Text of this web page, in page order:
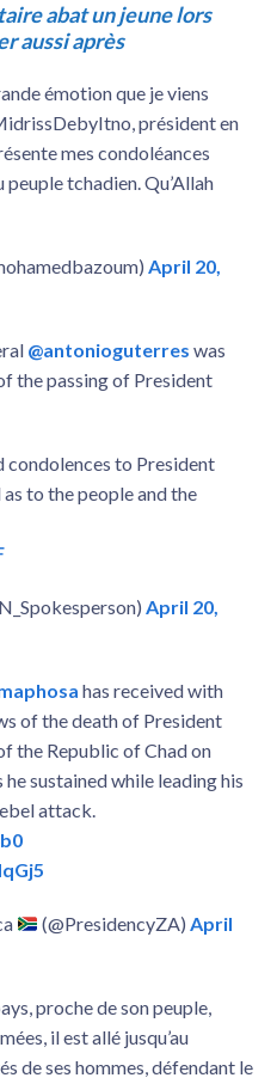
abat un jeune lors
aussi après
émotion que je viens
président en
mes condoléances
tchadien. Qu’Allah
April 20,
@antonioguterres was
the passing of President
condolences to President
to the people and the
April 20,
has received with
of the death of President
the Republic of Chad on
sustained while leading his
attack.
(@PresidencyZA)April
proche de son peuple,
il est allé jusqu’au
de ses hommes, défendant le